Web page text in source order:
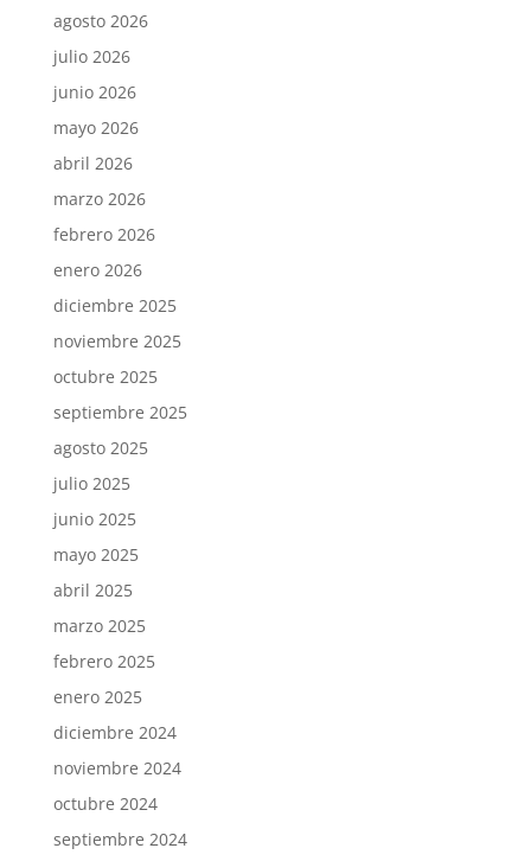
agosto 2026
julio 2026
junio 2026
mayo 2026
abril 2026
marzo 2026
febrero 2026
enero 2026
diciembre 2025
noviembre 2025
octubre 2025
septiembre 2025
agosto 2025
julio 2025
junio 2025
mayo 2025
abril 2025
marzo 2025
febrero 2025
enero 2025
diciembre 2024
noviembre 2024
octubre 2024
septiembre 2024